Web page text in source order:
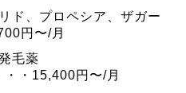
ド、プロペシア、ザガー
円〜/月
毛薬
・・15,400円〜/月